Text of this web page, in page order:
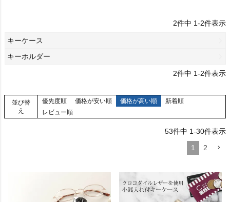
2件中 1-2件表示
キーケース
キーホルダー
2件中 1-2件表示
並び替
え
優先度順 価格が安い順 価格が高い順
新着順
レビュー順
53件中 1-30件表示
1
2